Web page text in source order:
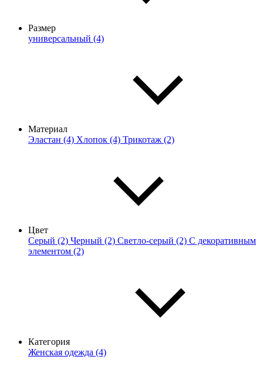
Размер
универсальный (4)
Материал
Эластан (4) Хлопок (4) Трикотаж (2)
Цвет
Серый (2) Черный (2) Светло-серый (2) С декоративным
элементом (2)
Категория
Женская одежда (4)